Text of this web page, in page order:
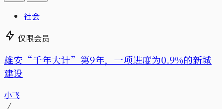
社会
仅限会员
雄安“千年大计”第9年，一项进度为0.9%的新城
建设
小飞